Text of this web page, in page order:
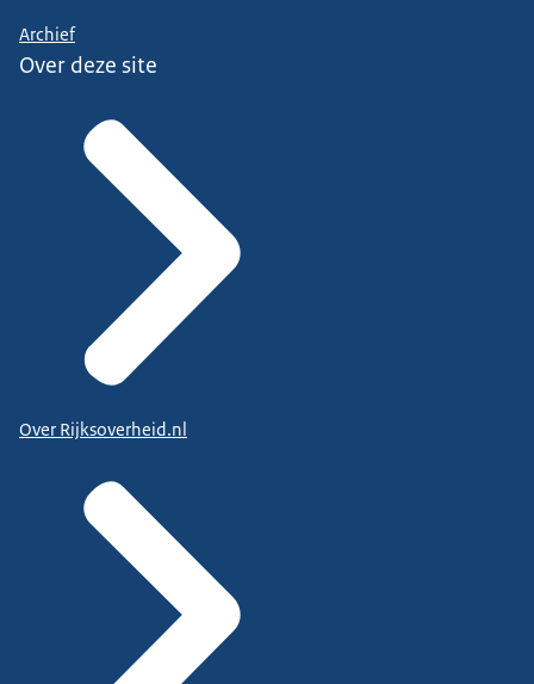
Archief
Over deze site
Over Rijksoverheid.nl